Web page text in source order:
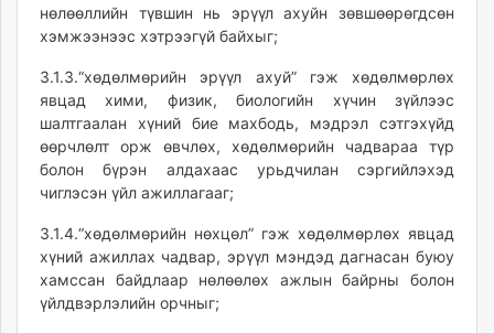
нөлөөллийн түвшин нь эрүүл ахуйн зөвшөөрөгдсөн
хэмжээнээс хэтрээгүй байхыг;
3.1.3.“хөдөлмөрийн эрүүл ахуй” гэж хөдөлмөрлөх
явцад хими, физик, биологийн хүчин зүйлээс
шалтгаалан хүний бие махбодь, мэдрэл сэтгэхүйд
өөрчлөлт орж өвчлөх, хөдөлмөрийн чадвараа түр
болон бүрэн алдахаас урьдчилан сэргийлэхэд
чиглэсэн үйл ажиллагааг;
3.1.4.“хөдөлмөрийн нөхцөл” гэж хөдөлмөрлөх явцад
хүний ажиллах чадвар, эрүүл мэндэд дагнасан буюу
хамссан байдлаар нөлөөлөх ажлын байрны болон
үйлдвэрлэлийн орчныг;